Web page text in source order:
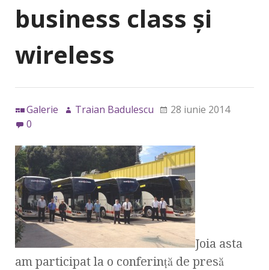
business class şi
wireless
Galerie Traian Badulescu
28 iunie 2014
0
Joia asta
am participat la o conferinţă de presă